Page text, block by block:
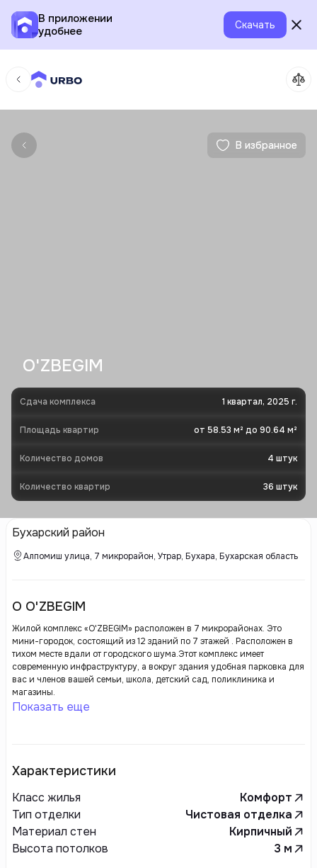
В приложении
удобнее
Скачать
В избранное
O'ZBEGIM
Сдача комплекса 1 квартал, 2025 г.
Площадь квартир от 58.53 м² до 90.64 м²
Количество домов 4 штук
Количество квартир 36 штук
Бухарский район
Алпомиш улица, 7 микрорайон, Утрар, Бухара, Бухарская область
О O'ZBEGIM
Жилой комплекс «O'ZBEGIM» расположен в 7 микрорайонах. Это
мини-городок, состоящий из 12 зданий по 7 этажей . Расположен в
тихом месте вдали от городского шума.Этот комплекс имеет
современную инфраструктуру, а вокруг здания удобная парковка для
вас и членов вашей семьи, школа, детский сад, поликлиника и
магазины.
Показать еще
Характеристики
Класс жилья
Комфорт
Тип отделки
Чистовая отделка
Материал стен
Кирпичный
Высота потолков
3 м